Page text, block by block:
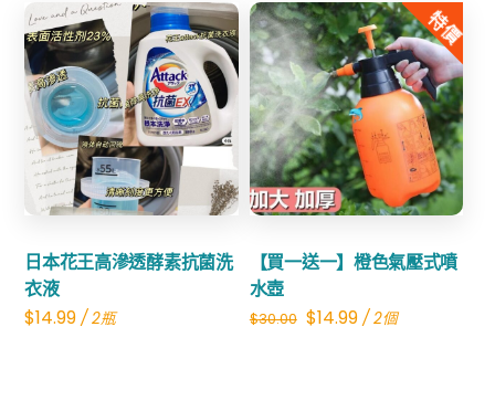
was:
$26.00.
is:
$12.99.
日本花王高滲透酵素抗菌洗
衣液
$14.99 / 2瓶
Share
特價
【買一送一】橙色氣壓式噴
水壺
$30.00 Original
$14.99Current
/ 2個
Share